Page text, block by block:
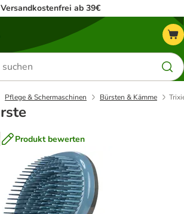
Versandkostenfrei ab 39€
Pflege & Schermaschinen Bürsten & Kämme
Produkt bewerten